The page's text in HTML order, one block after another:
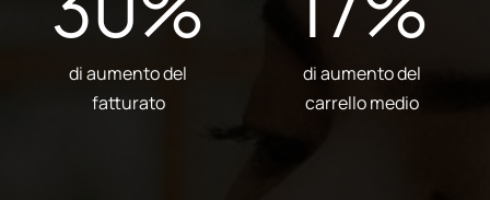
di aumento del
fatturato
di aumento del
carrello medio